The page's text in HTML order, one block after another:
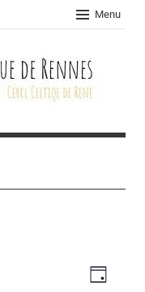
Menu
Jour